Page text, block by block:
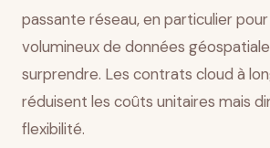
passante réseau, en particulier
volumineux de données
surprendre. Les contrats cloud à
réduisent les coûts unitaires mais
flexibilité.